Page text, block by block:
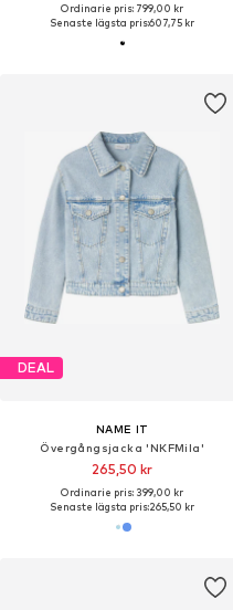
Ordinarie pris: 799,00 kr
Senaste lägsta pris:607,75 kr
DEAL
NAME IT
Övergångsjacka 'NKFMila'
265,50 kr
Ordinarie pris: 399,00 kr
Senaste lägsta pris:265,50 kr